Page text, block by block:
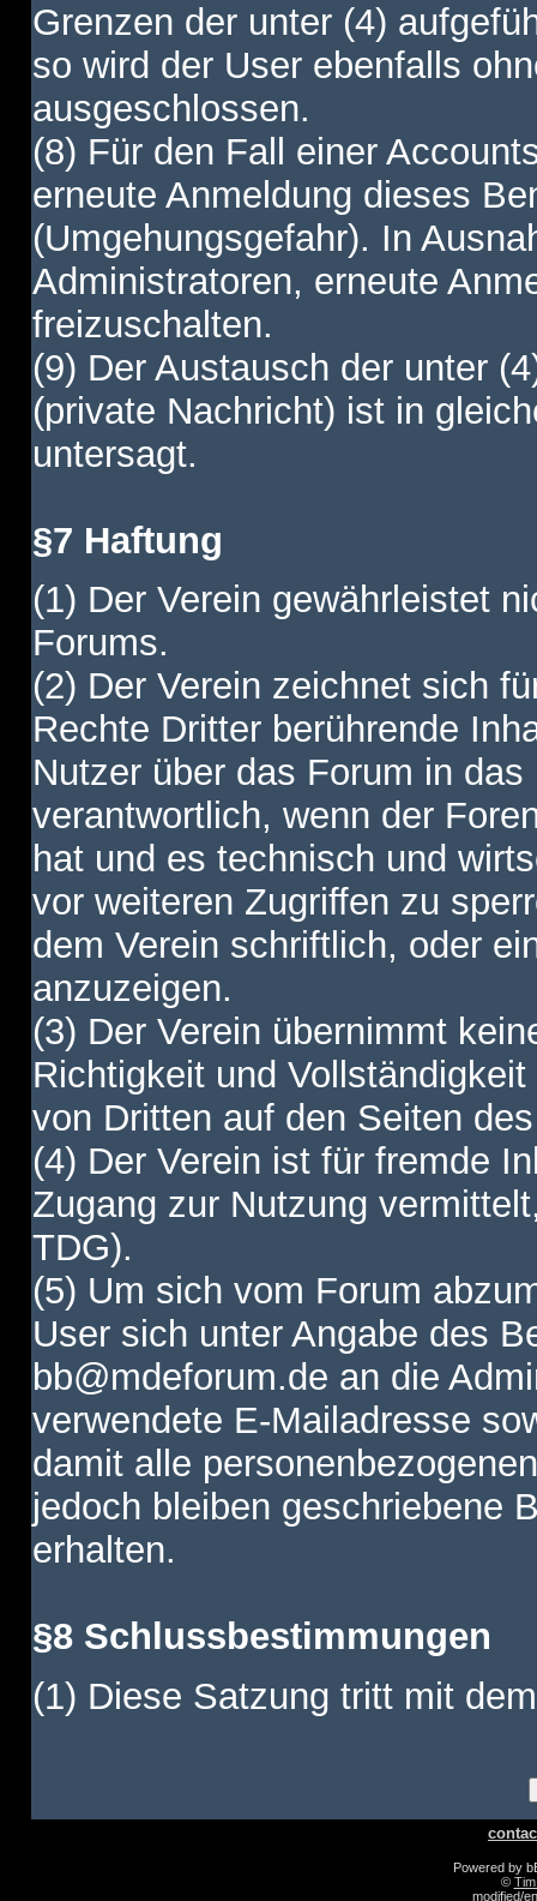
Grenzen der unter (4)
so wird der User ebenfalls
ausgeschlossen.
(8) Für den Fall einer
erneute Anmeldung dieses
(Umgehungsgefahr). In
Administratoren, erneute
freizuschalten.
(9) Der Austausch der unter
(private Nachricht) ist in
untersagt.
§7 Haftung
(1) Der Verein gewährleistet
Forums.
(2) Der Verein zeichnet sich
Rechte Dritter berührende
Nutzer über das Forum in
verantwortlich, wenn der
hat und es technisch und
vor weiteren Zugriffen zu
dem Verein schriftlich, oder
anzuzeigen.
(3) Der Verein übernimmt
Richtigkeit und
von Dritten auf den Seiten
(4) Der Verein ist für fremde
Zugang zur Nutzung
TDG).
(5) Um sich vom Forum
User sich unter Angabe des
bb@mdeforum.de an die
verwendete E-Mailadresse
damit alle
jedoch bleiben geschriebene
erhalten.
§8 Schlussbestimmungen
(1) Diese Satzung tritt mit
Powered by
©
modified/